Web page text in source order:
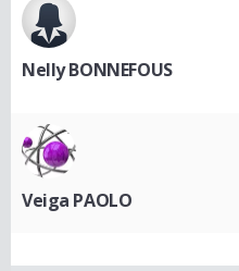
Nelly BONNEFOUS
Veiga PAOLO